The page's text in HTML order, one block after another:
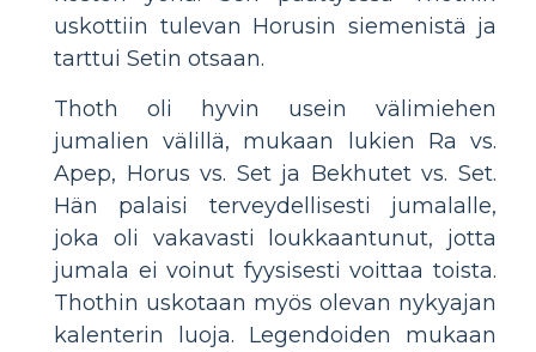
uskottiin tulevan Horusin siemenistä ja
tarttui Setin otsaan.
Thoth oli hyvin usein välimiehen
jumalien välillä, mukaan lukien Ra vs.
Apep, Horus vs. Set ja Bekhutet vs. Set.
Hän palaisi terveydellisesti jumalalle,
joka oli vakavasti loukkaantunut, jotta
jumala ei voinut fyysisesti voittaa toista.
Thothin uskotaan myös olevan nykyajan
kalenterin luoja. Legendoiden mukaan